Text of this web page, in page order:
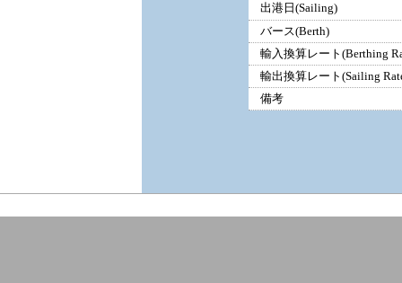
出港日(Sailing)
バース(Berth)
輸入換算レート(Berthing
輸出換算レート(Sailing
備考